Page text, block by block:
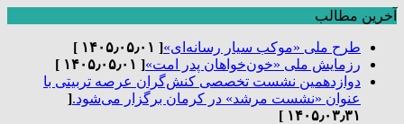
آخرین مطالب
طرح ملی «موکب سیار رسانه‌ای»[ ۱۴۰۵٫۰۵٫۰۱ ]
رزمایش ملی «خون‌خواهان پدر امت»[ ۱۴۰۵٫۰۵٫۰۱ ]
دوازدهمین نشست تخصصی کنش‌گران عرصه تربیتی با
عنوان «نشست مرشد» در کرمان برگزار می‌شود.[
۱۴۰۵٫۰۳٫۳۱ ]